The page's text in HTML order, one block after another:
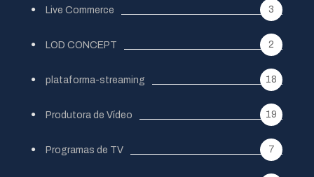
Live Commerce 3
LOD CONCEPT 2
plataforma-streaming 18
Produtora de Vídeo 19
Programas de TV 7